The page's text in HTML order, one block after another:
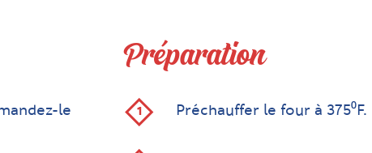
le
Préparation
Préchauffer le four à 375⁰F.